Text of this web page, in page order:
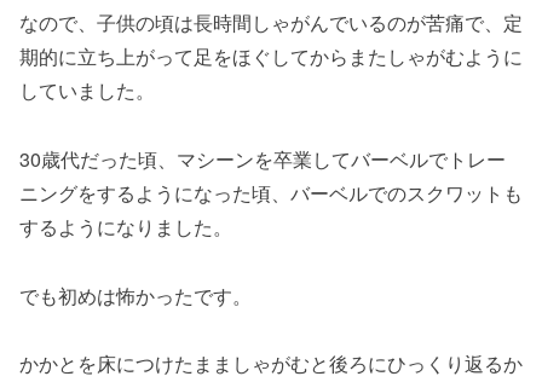
なので、子供の頃は長時間しゃがんでいるのが苦痛で、定
期的に立ち上がって足をほぐしてからまたしゃがむように
していました。
30歳代だった頃、マシーンを卒業してバーベルでトレー
ニングをするようになった頃、バーベルでのスクワットも
するようになりました。
でも初めは怖かったです。
かかとを床につけたまましゃがむと後ろにひっくり返るか